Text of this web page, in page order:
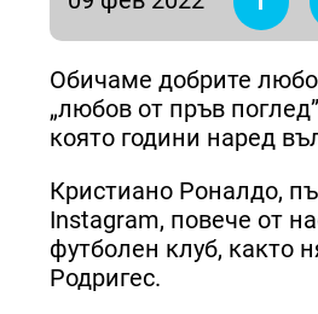
Обичаме добрите
„любов от пръв
която години наред
Кристиано Роналдо,
Instagram, повече от
футболен клуб,
Родригес.